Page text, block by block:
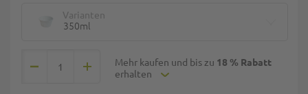
Varianten
350ml
Mehr kaufen und bis zu 18 % Rabatt
erhalten